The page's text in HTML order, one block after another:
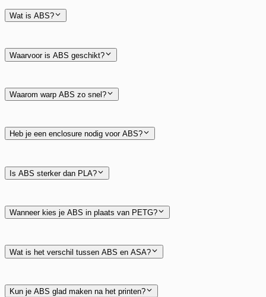
Wat is ABS?
Waarvoor is ABS geschikt?
Waarom warp ABS zo snel?
Heb je een enclosure nodig voor ABS?
Is ABS sterker dan PLA?
Wanneer kies je ABS in plaats van PETG?
Wat is het verschil tussen ABS en ASA?
Kun je ABS glad maken na het printen?